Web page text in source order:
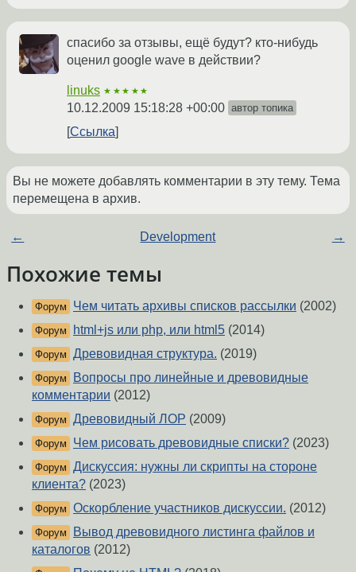
спасибо за отзывы, ещё будут? кто-нибудь
оценил google wave в действии?
linuks ★★★★★
10.12.2009 15:18:28 +00:00 автор топика
Ссылка
Вы не можете добавлять комментарии в эту тему. Тема
перемещена в архив.
← Development →
Похожие темы
Форум Чем читать архивы списков рассылки (2002)
Форум html+js или php, или html5 (2014)
Форум Древовидная структура. (2019)
Форум
Вопросы про линейные и древовидные
комментарии (2012)
Форум Древовидный ЛОР (2009)
Форум Чем рисовать древовидные списки? (2023)
Форум Дискуссия: нужны ли скрипты на стороне
клиента? (2023)
Форум Оскорбление участников дискуссии. (2012)
Форум
Вывод древовидного листинга файлов и
каталогов (2012)